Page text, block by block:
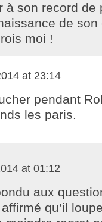
à son record
de son
moi !
at 23:14
pendant
les paris.
at 01:12
aux
qu’il